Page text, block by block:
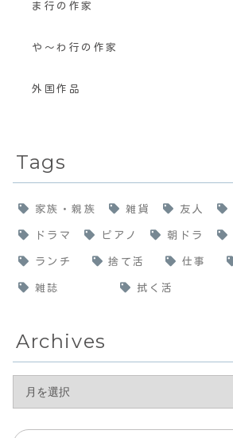
ま行の作家
や〜わ行の作家
外国作品
Tags
家族・親族 雑貨 友人
ドラマ ピアノ 朝ドラ
ランチ 捨て活 仕事
雑誌 拭く活
Archives